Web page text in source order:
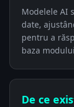
Modelele AI
date,
pentru a
baza
De ce